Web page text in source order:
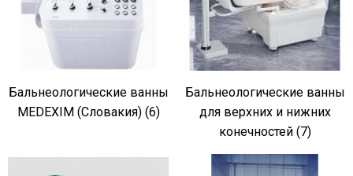
Бальнеологические ванны
MEDEXIM (Словакия) (6)
Бальнеологические ванны
для верхних и нижних
конечностей (7)